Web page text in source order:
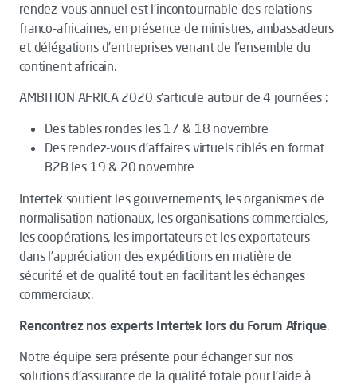
rendez-vous annuel est l’incontournable des relations
franco-africaines, en présence de ministres, ambassadeurs
et délégations d'entreprises venant de l’ensemble du
continent africain.
AMBITION AFRICA 2020 s'articule autour de 4 journées :
Des tables rondes les 17 & 18 novembre
Des rendez-vous d'affaires virtuels ciblés en format
B2B les 19 & 20 novembre
Intertek soutient les gouvernements, les organismes de
normalisation nationaux, les organisations commerciales,
les coopérations, les importateurs et les exportateurs
dans l’appréciation des expéditions en matière de
sécurité et de qualité tout en facilitant les échanges
commerciaux.
Rencontrez nos experts Intertek lors du Forum Afrique.
Notre équipe sera présente pour échanger sur nos
solutions d'assurance de la qualité totale pour l’aide à